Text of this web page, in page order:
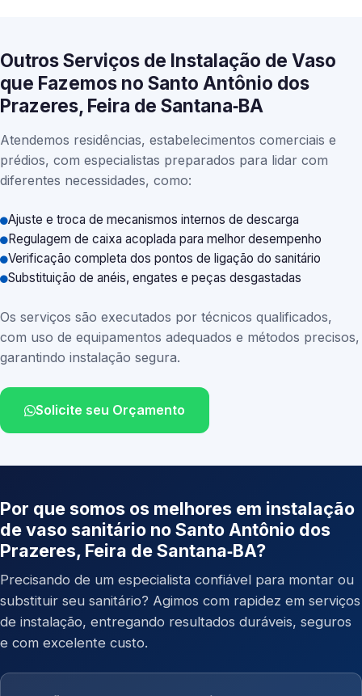
Outros Serviços de Instalação de Vaso
que Fazemos no Santo Antônio dos
Prazeres, Feira de Santana‑BA
Atendemos residências, estabelecimentos comerciais e
prédios, com especialistas preparados para lidar com
diferentes necessidades, como:
Ajuste e troca de mecanismos internos de descarga
Regulagem de caixa acoplada para melhor desempenho
Verificação completa dos pontos de ligação do sanitário
Substituição de anéis, engates e peças desgastadas
Os serviços são executados por técnicos qualificados,
com uso de equipamentos adequados e métodos precisos,
garantindo instalação segura.
Solicite seu Orçamento
Por que somos os melhores em instalação
de vaso sanitário no Santo Antônio dos
Prazeres, Feira de Santana‑BA?
Precisando de um especialista confiável para montar ou
substituir seu sanitário? Agimos com rapidez em serviços
de instalação, entregando resultados duráveis, seguros
e com excelente custo.